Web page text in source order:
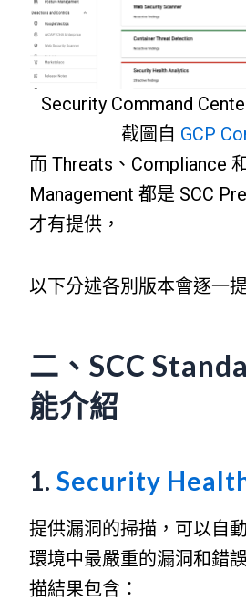
Security Command
截圖自 GCP
而 Threats、Compliance
Management 都是 SCC
才有提供，
以下分述各別版本會逐一
二、SCC
能介紹
1.Security
提供漏洞的掃描，可以自
環境中最嚴重的漏洞和錯
描結果包含：